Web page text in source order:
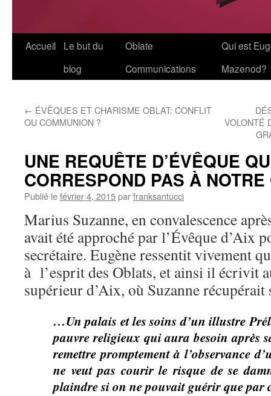
Aller
Accueil
Le but du
blog
Oblate
Communications
Qui est
Mazenod?
← ÉVÊQUES ET CHARISME OBLAT: CONFLIT
OU COMMUNION ?
VOLONTÉ
UNE REQUÊTE D’ÉVÊQUE
CORRESPOND PAS À
Publié lefévrier 4, 2015parfranksantucci
Marius Suzanne, en convalescence
avait été approché par l’Évêque d’Aix
secrétaire. Eugène ressentit vivement
à l’esprit des Oblats, et ainsi il écrivit
supérieur d’Aix, où Suzanne récupérait
…Un palais et les soins d’un illustre
pauvre religieux qui aura besoin après
remettre promptement à l’observance
ne veut pas courir le risque de se
plaindre si on ne pouvait guérir que par